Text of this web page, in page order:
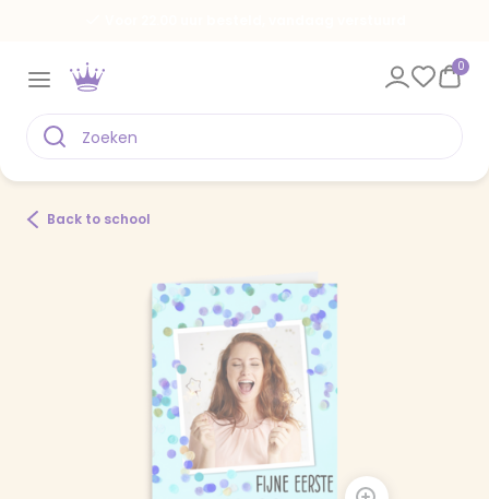
0
Back to school